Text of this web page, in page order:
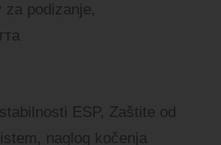
podizanje,
ESP, Zaštite od
naglog kočenja